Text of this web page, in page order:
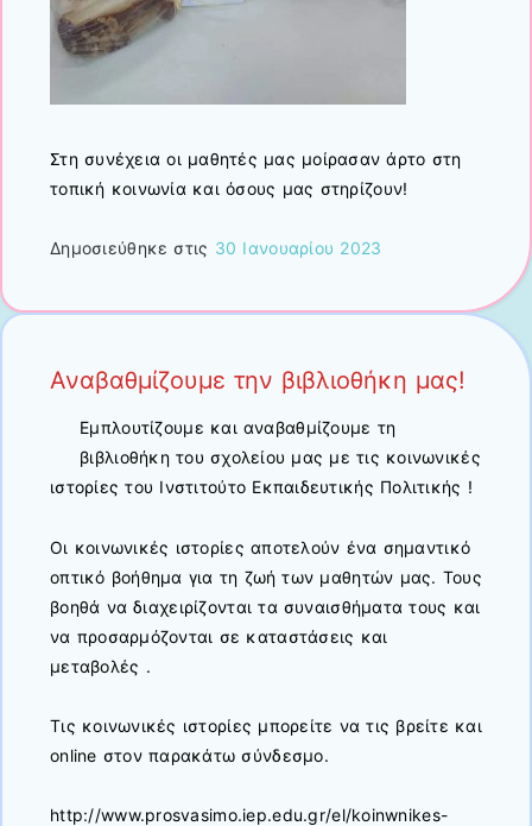
Στη συνέχεια οι μαθητές μας μοίρασαν άρτο στη
τοπική κοινωνία και όσους μας στηρίζουν!
Δημοσιεύθηκε στις 30 Ιανουαρίου 2023
Αναβαθμίζουμε την βιβλιοθήκη μας!
Εμπλουτίζουμε και αναβαθμίζουμε τη
βιβλιοθήκη του σχολείου μας με τις κοινωνικές
ιστορίες του Ινστιτούτο Εκπαιδευτικής Πολιτικής !
Οι κοινωνικές ιστορίες αποτελούν ένα σημαντικό
οπτικό βοήθημα για τη ζωή των μαθητών μας. Τους
βοηθά να διαχειρίζονται τα συναισθήματα τους και
να προσαρμόζονται σε καταστάσεις και
μεταβολές .
Τις κοινωνικές ιστορίες μπορείτε να τις βρείτε και
online στον παρακάτω σύνδεσμο.
http://www.prosvasimo.iep.edu.gr/el/koinwnikes-